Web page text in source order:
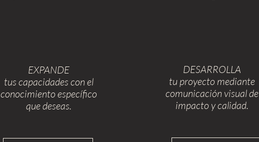
EXPANDE
tus capacidades con el
conocimiento específico
que deseas.
DESARROLLA
tu proyecto mediante
comunicación visualde
impacto y calidad.